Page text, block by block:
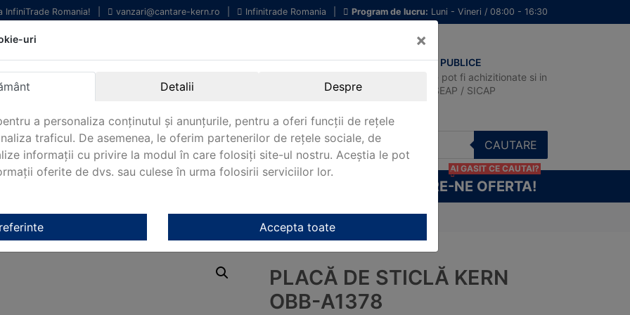
InfiniTrade Romania! vanzari@cantare-kern.ro Infinitrade Romania Program de lucru: Luni - Vineri / 08:00 - 16:30
profesionale
laborator.
Internationala.
Oriunde in Romania.
ACHIZITII PUBLICE
Produsele pot fi achizitionate si in
sistemul SEAP / SICAP
CAUTARE
CERE-NE OFERTA!
AI GASIT CE CAUTAI?
Kern/Mese microscop(platine) Kern/ Placă de sticlă KERN OBB-A1378
PLACĂ DE STICLĂ KERN
OBB-A1378
uri ×
Detalii Despre
a personaliza conținutul și anunțurile, pentru a oferi funcții de rețele
traficul. De asemenea, le oferim partenerilor de rețele sociale, de
informații cu privire la modul în care folosiți site-ul nostru. Aceștia le pot
oferite de dvs. sau culese în urma folosirii serviciilor lor.
Accepta toate